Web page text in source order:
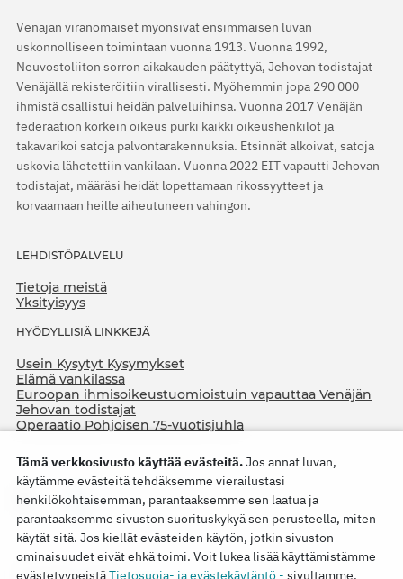
Venäjän viranomaiset myönsivät ensimmäisen luvan
uskonnolliseen toimintaan vuonna 1913. Vuonna 1992,
Neuvostoliiton sorron aikakauden päätyttyä, Jehovan todistajat
Venäjällä rekisteröitiin virallisesti. Myöhemmin jopa 290 000
ihmistä osallistui heidän palveluihinsa. Vuonna 2017 Venäjän
federaation korkein oikeus purki kaikki oikeushenkilöt ja
takavarikoi satoja palvontarakennuksia. Etsinnät alkoivat, satoja
uskovia lähetettiin vankilaan. Vuonna 2022 EIT vapautti Jehovan
todistajat, määräsi heidät lopettamaan rikossyytteet ja
korvaamaan heille aiheutuneen vahingon.
LEHDISTÖPALVELU
Tietoja meistä
Yksityisyys
HYÖDYLLISIÄ LINKKEJÄ
Usein Kysytyt Kysymykset
Elämä vankilassa
Euroopan ihmisoikeustuomioistuin vapauttaa Venäjän
Jehovan todistajat
Operaatio Pohjoisen 75-vuotisjuhla
Copyright © 2026
Tämä verkkosivusto käyttää evästeitä.Jos annat luvan,
käytämme evästeitä tehdäksemme vierailustasi
henkilökohtaisemman, parantaaksemme sen laatua ja
parantaaksemme sivuston suorituskykyä sen perusteella, miten
käytät sitä. Jos kiellät evästeiden käytön, jotkin sivuston
ominaisuudet eivät ehkä toimi. Voit lukea lisää käyttämistämme
evästetyypeistäTietosuoja- ja evästekäytäntö - sivultamme.